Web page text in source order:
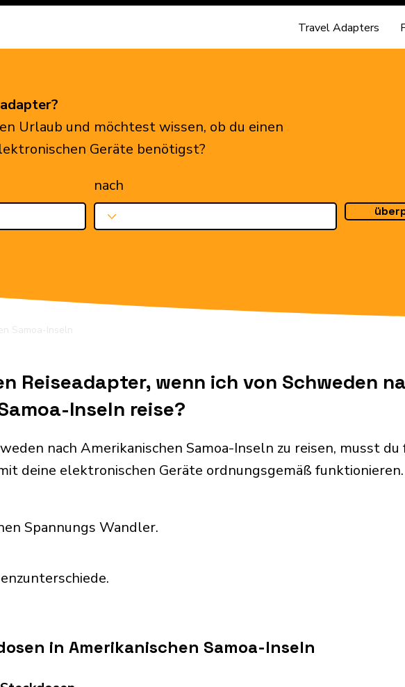
Travel Adapters
Urlaub und möchtest wissen, ob du einen
Geräte benötigst?
nach
Samoa-Inseln
Reiseadapter, wenn ich von Schweden
Inseln reise?
nach Amerikanischen Samoa-Inseln zu reisen, musst
deine elektronischen Geräte ordnungsgemäß funktionieren.
Spannungs Wandler.
in Amerikanischen Samoa-Inseln